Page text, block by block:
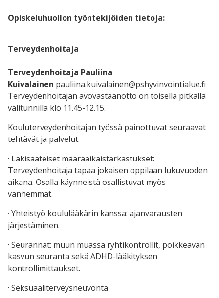
Opiskeluhuollon työntekijöiden tietoja:
Terveydenhoitaja
Terveydenhoitaja Pauliina
Kuivalainen pauliina.kuivalainen@pshyvinvointialue.fi
Terveydenhoitajan avovastaanotto on toisella pitkällä
välitunnilla klo 11.45-12.15.
Kouluterveydenhoitajan työssä painottuvat seuraavat
tehtävät ja palvelut:
· Lakisääteiset määräaikaistarkastukset:
Terveydenhoitaja tapaa jokaisen oppilaan lukuvuoden
aikana. Osalla käynneistä osallistuvat myös
vanhemmat.
· Yhteistyö koululääkärin kanssa: ajanvarausten
järjestäminen.
· Seurannat: muun muassa ryhtikontrollit, poikkeavan
kasvun seuranta sekä ADHD-lääkityksen
kontrollimittaukset.
· Seksuaaliterveysneuvonta